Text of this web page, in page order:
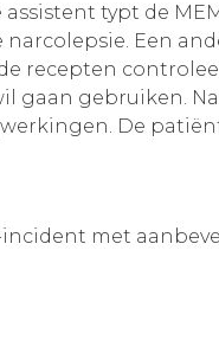
typt de
Een
recepten
gebruiken.
De
met